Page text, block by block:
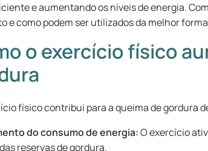
e aumentando os níveis de energia.
e como podem ser utilizados da melhor
o exercício físico
físico contribui para a queima de gordura
do consumo de energia:O exercício
reservas de gordura.